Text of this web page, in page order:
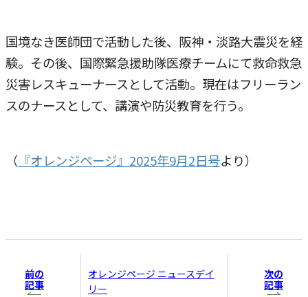
国境なき医師団で活動した後、阪神・淡路大震災を経
験。その後、国際緊急援助隊医療チームにて救命救急
災害レスキューナースとして活動。現在はフリーラン
スのナースとして、講演や防災教育を行う。
（ 『オレンジページ』2025年9月2日号より）
前の
記事
オレンジページ ニュースデイ
リー
次の
記事